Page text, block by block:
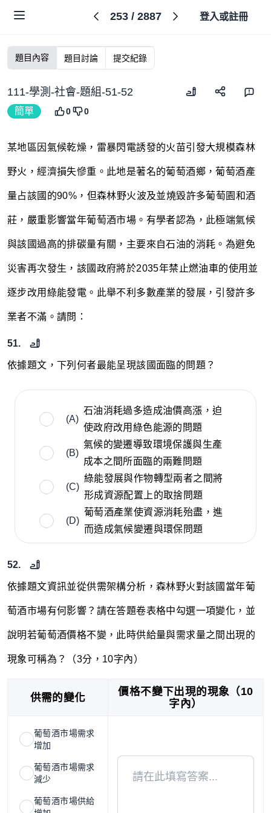
253/ 2887 登入或註冊
題目內容 題目討論 提交紀錄
111-學測-社會-題組-51-52
簡單 0 0
某地區因氣候乾燥，雷暴閃電誘發的火苗引發大規模森林
野火，經濟損失慘重。此地是著名的葡萄酒鄉，葡萄酒產
量占該國的90%，但森林野火波及並燒毀許多葡萄園和酒
莊，嚴重影響當年葡萄酒市場。有學者認為，此極端氣候
與該國過高的排碳量有關，主要來自石油的消耗。為避免
災害再次發生，該國政府將於2035年禁止燃油車的使用並
逐步改用綠能發電。此舉不利多數產業的發展，引發許多
業者不滿。請問：
51.
依據題文，下列何者最能呈現該國面臨的問題？
(A)
石油消耗過多造成油價高漲，迫
使政府改用綠色能源的問題
(B)
氣候的變遷導致環境保護與生產
成本之間所面臨的兩難問題
(C)
綠能發展與作物轉型兩者之間將
形成資源配置上的取捨問題
(D)
葡萄酒產業使資源消耗殆盡，進
而造成氣候變遷與環保問題
52.
依據題文資訊並從供需架構分析，森林野火對該國當年葡
萄酒市場有何影響？請在答題卷表格中勾選一項變化，並
說明若葡萄酒價格不變，此時供給量與需求量之間出現的
現象可稱為？（3分，10字內）
供需的變化
價格不變下出現的現象（10
字內）
葡萄酒市場需求
增加
葡萄酒市場需求
減少
葡萄酒市場供給